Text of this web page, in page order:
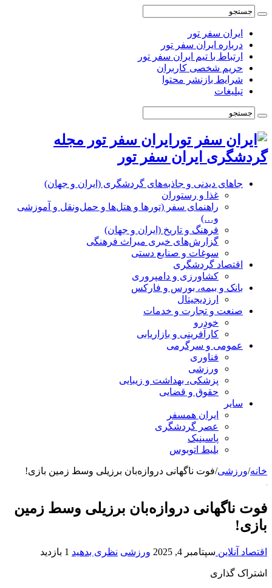
ایران سفر تور
درباره ایران سفر تور
ارتباط با تیم ایران سفر تور
حریم شخصی کاربران
شرایط بازنشر محتوا
تبلیغات
ایران سفر تور مجله
گردشگری ایران سفر تور
جاهای دیدنی و جاذبه‌های گردشگری (ایران و جهان)
غذا و رستوران
راهنمای سفر (تورها و هتل‌ها و حمل‌و‌نقل و آموزشی
و…)
فرهنگ و تاریخ (ایران و جهان)
گزارش‌های خبری میراث فرهنگی
سوغات و صنایع دستی
اقتصاد گردشگری
کشاورزی و دامپروری
بانک و بیمه، بورس و فارکس
ارزدیجیتال
صنعت و تجارت و خدمات
خودرو
کارآفرینی و بازاریابی
عمومی و سرگرمی
فناوری
ورزشی
پزشکی، بهداشت و زیبایی
حقوق و قضایی
سایر
ایران همسفر
عصر گردشگری
پاسینیک
بلیط اتوبوس
خانه/ورزشی/فوت ناگهانی دروازه‌بان برزیلی وسط زمین بازی!
فوت ناگهانی دروازه‌بان برزیلی وسط زمین
بازی!
اقتصاد آنلاین سپتامبر 4, 2025 ورزشی نظری بدهید 1 بازدید
اشتراک گذاری